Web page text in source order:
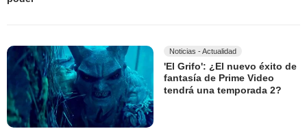
Noticias - Actualidad
'El Grifo': ¿El nuevo éxito de
fantasía de Prime Video
tendrá una temporada 2?